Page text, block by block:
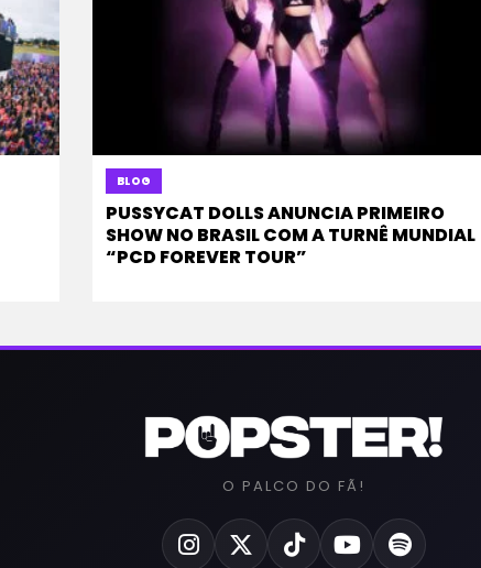
BLOG
PUSSYCAT DOLLS ANUNCIA PRIMEIRO
SHOW NO BRASIL COM A TURNÊ MUNDIAL
“PCD FOREVER TOUR”
O PALCO DO FÃ!